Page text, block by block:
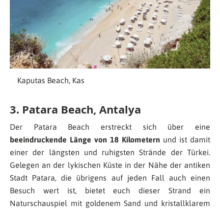
Kaputas Beach, Kas
3. Patara Beach, Antalya
Der Patara Beach erstreckt sich über eine
beeindruckende Länge von 18 Kilometern und ist damit
einer der längsten und ruhigsten Strände der Türkei.
Gelegen an der lykischen Küste in der Nähe der antiken
Stadt Patara, die übrigens auf jeden Fall auch einen
Besuch wert ist, bietet euch dieser Strand ein
Naturschauspiel mit goldenem Sand und kristallklarem